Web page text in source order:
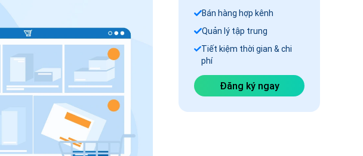
Bán hàng hợp kênh
Quản lý tập trung
Tiết kiệm thời gian & chi
phí
Đăng ký ngay